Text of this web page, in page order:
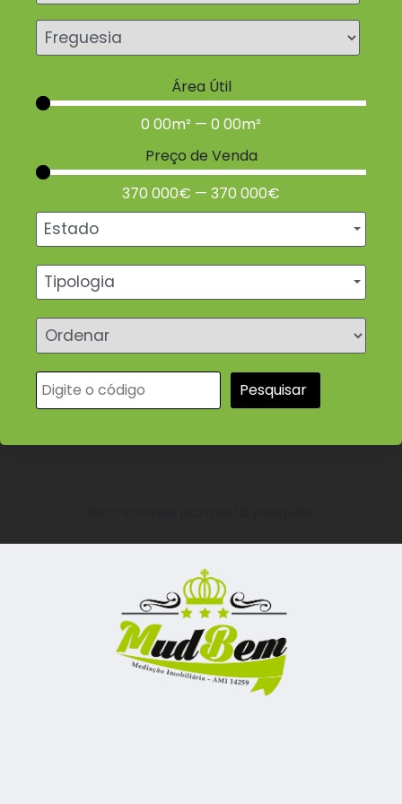
Área Útil
0 00m² — 0 00m²
Preço de Venda
370 000€ — 370 000€
Estado
Tipologia
Pesquisar